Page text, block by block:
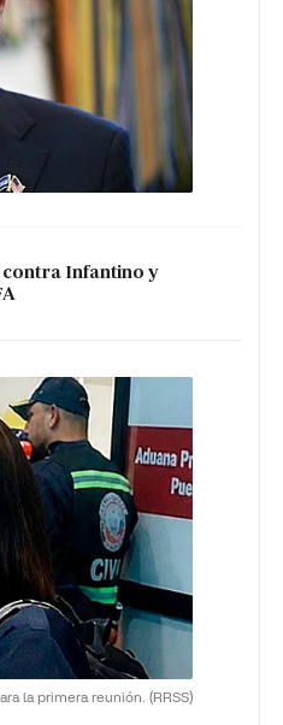
contra Infantino y
la primera reunión. (RRSS)